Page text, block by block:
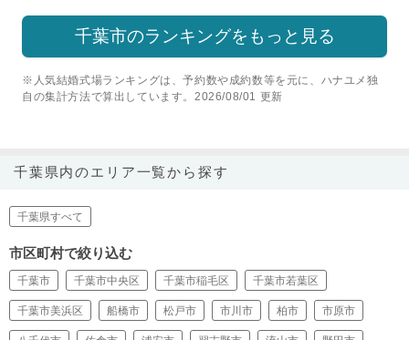
千葉市のランキングをもっと見る
※人気結婚式場ランキングは、予約数や成約数等を元に、ハナユメ独
自の集計方法で算出しています。2026/08/01 更新
千葉県内のエリア一覧から探す
千葉県すべて
市区町村で絞り込む
千葉市 千葉市中央区 千葉市稲毛区 千葉市若葉区
千葉市美浜区 船橋市 松戸市 市川市 柏市 市原市